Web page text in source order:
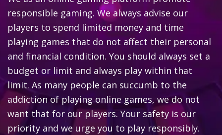
responsible gaming. We always advise our
players to spend limited money and time
playing games that do not affect their personal
and financial condition. You should always set a
budget or limit and always play within that
limit. As many people can succumb to the
addiction of playing online games, we do not
want that for our players. Your safety is our
priority and we urge you to play responsibly.